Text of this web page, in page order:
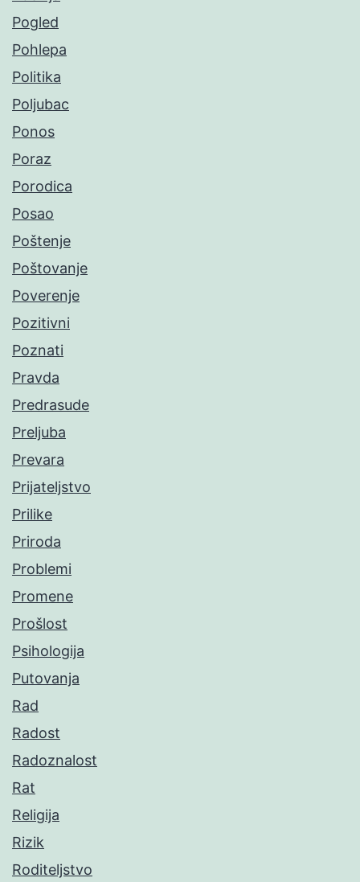
Pogled
Pohlepa
Politika
Poljubac
Ponos
Poraz
Porodica
Posao
Poštenje
Poštovanje
Poverenje
Pozitivni
Poznati
Pravda
Predrasude
Preljuba
Prevara
Prijateljstvo
Prilike
Priroda
Problemi
Promene
Prošlost
Psihologija
Putovanja
Rad
Radost
Radoznalost
Rat
Religija
Rizik
Roditeljstvo